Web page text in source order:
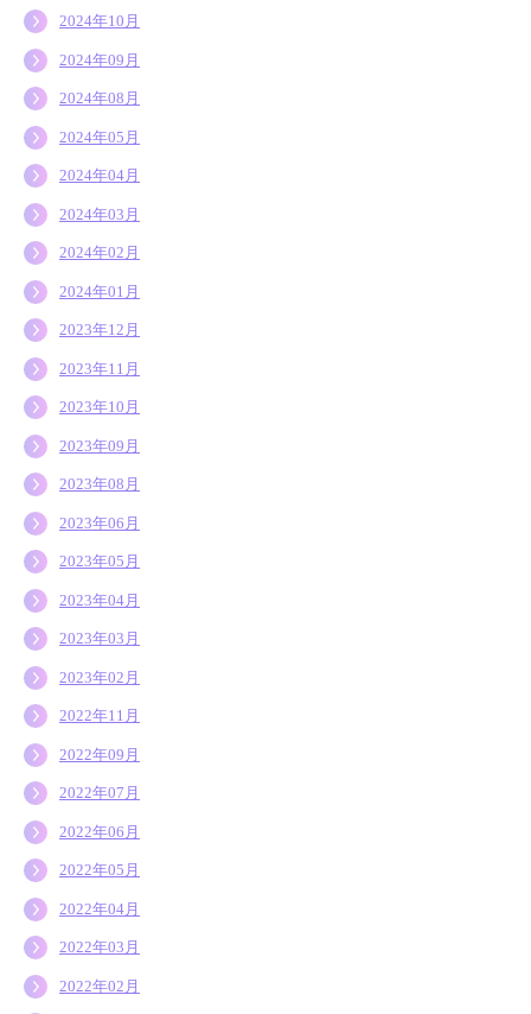
2024年10月
2024年09月
2024年08月
2024年05月
2024年04月
2024年03月
2024年02月
2024年01月
2023年12月
2023年11月
2023年10月
2023年09月
2023年08月
2023年06月
2023年05月
2023年04月
2023年03月
2023年02月
2022年11月
2022年09月
2022年07月
2022年06月
2022年05月
2022年04月
2022年03月
2022年02月